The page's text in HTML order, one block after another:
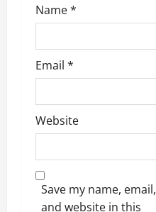
Name*
Email *
Website
Save my name, email,
and website in this